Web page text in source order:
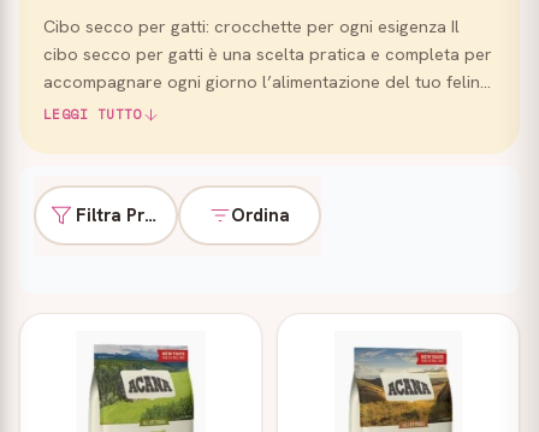
Cibo secco per gatti: crocchette per ogni esigenza Il
cibo secco per gatti è una scelta pratica e completa per
accompagnare ogni giorno l’alimentazione del tuo felino.
In questa categoria trovi crocchette e alimenti sec…
LEGGI TUTTO
Filtra Prodotti Ordina
Prodotti